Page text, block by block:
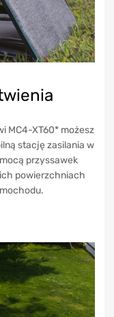
MC4-XT60* możesz
stację zasilania w
przyssawek
powierzchniach